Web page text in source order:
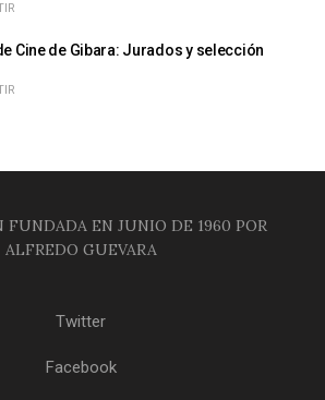
Cine de Gibara: Jurados y selección
FUNDADA EN JUNIO DE 1960 POR
ALFREDO GUEVARA
Twitter
Facebook